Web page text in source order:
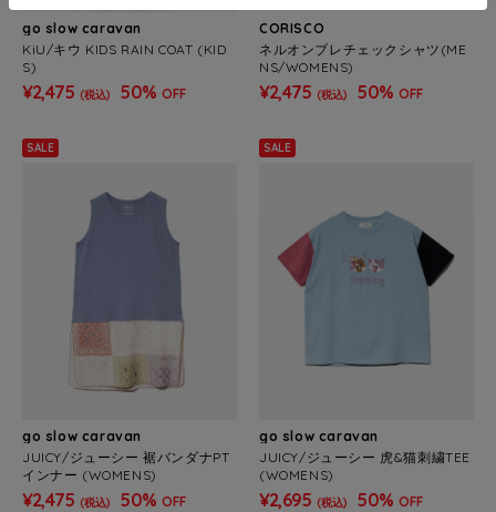
go slow caravan
KiU/キウ KIDS RAIN COAT (KID
S)
¥2,475 (税込) 50% OFF
CORISCO
ネルオンブレチェックシャツ(ME
NS/WOMENS)
¥2,475 (税込) 50% OFF
SALE
go slow caravan
JUICY/ジューシー 裾バンダナPT
インナー (WOMENS)
¥2,475 (税込) 50% OFF
SALE
go slow caravan
JUICY/ジューシー 虎&猫刺繍TEE
(WOMENS)
¥2,695 (税込) 50% OFF